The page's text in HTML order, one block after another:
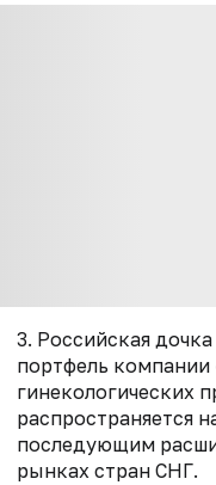
3. Российская дочка
портфель
гинекологических
распространяется
последующим
рынках стран СНГ.